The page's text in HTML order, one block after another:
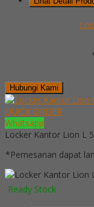
Hubungi Kami
QUICK ORDER
Whatsapp
Locker Kantor Lion L
*Pemesanan dapat
Ready Stock